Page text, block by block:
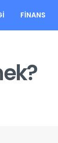
FINANS